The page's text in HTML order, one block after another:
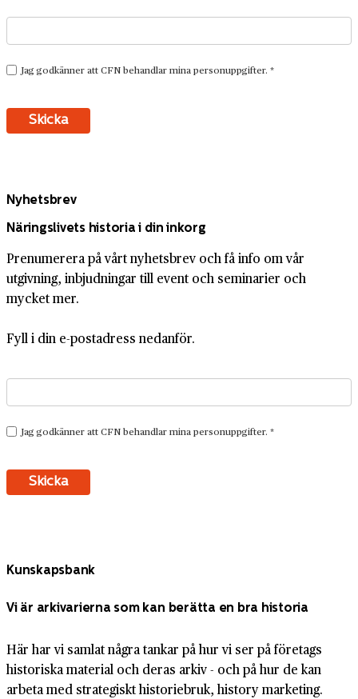
Nyhetsbrev
Näringslivets historia i din inkorg
Prenumerera på vårt nyhetsbrev och få info om vår
utgivning, inbjudningar till event och seminarier och
mycket mer.
Fyll i din e-postadress nedanför.
Kunskapsbank
Vi är arkivarierna som kan berätta en bra historia
Här har vi samlat några tankar på hur vi ser på företags
historiska material och deras arkiv - och på hur de kan
arbeta med strategiskt historiebruk, history marketing.